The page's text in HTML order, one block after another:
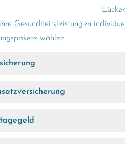
Gesundheitsleistungen
wählen.